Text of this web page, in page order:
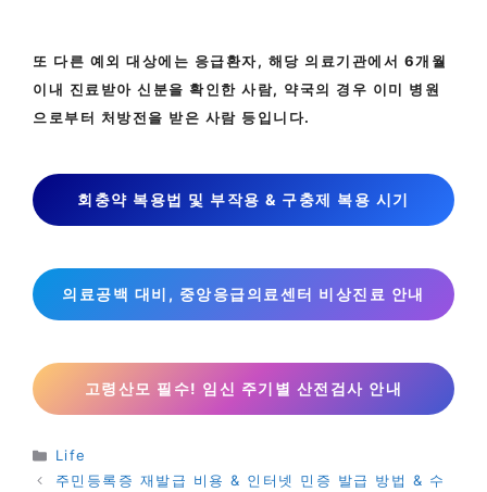
또 다른 예외 대상에는 응급환자, 해당 의료기관에서 6개월
이내 진료받아 신분을 확인한 사람, 약국의 경우 이미 병원
으로부터 처방전을 받은 사람 등입니다.
회충약 복용법 및 부작용 & 구충제 복용 시기
의료공백 대비, 중앙응급의료센터 비상진료 안내
고령산모 필수! 임신 주기별 산전검사 안내
카
테
Life
주민등록증 재발급 비용 & 인터넷 민증 발급 방법 & 수